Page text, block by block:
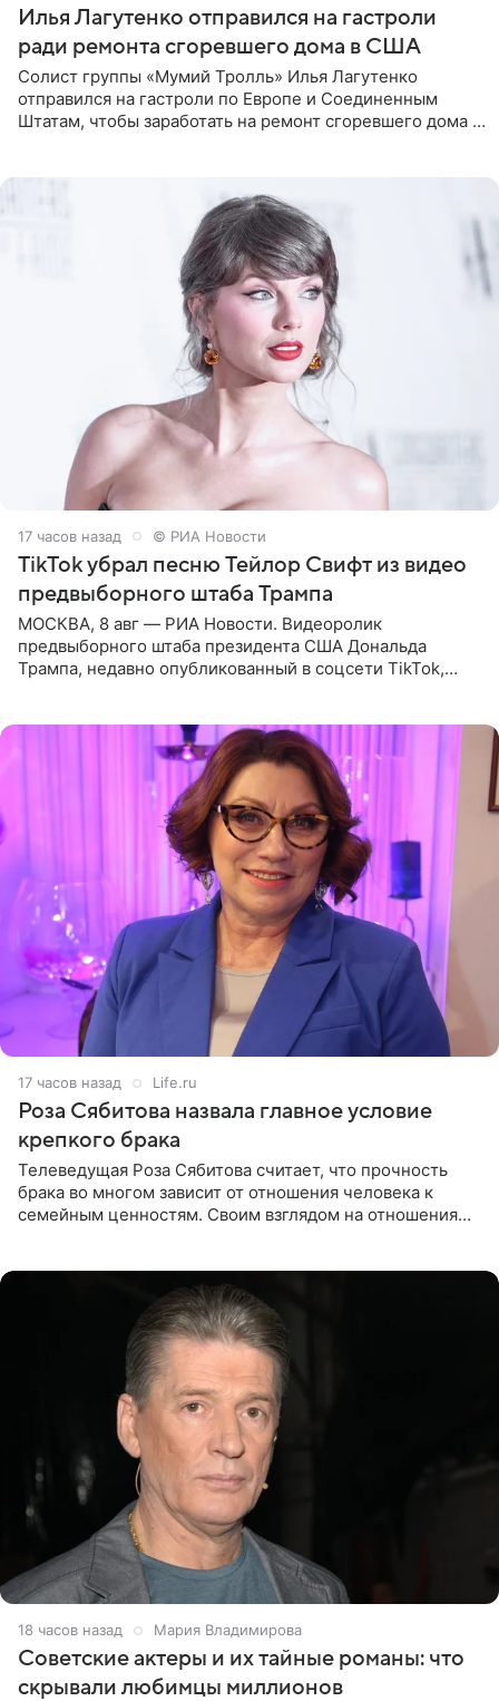
Илья Лагутенко отправился на гастроли
ради ремонта сгоревшего дома в США
Солист группы «Мумий Тролль» Илья Лагутенко
отправился на гастроли по Европе и Соединенным
Штатам, чтобы заработать на ремонт сгоревшего дома в
17 часов назад © РИА Новости
TikTok убрал песню Тейлор Свифт из видео
предвыборного штаба Трампа
МОСКВА, 8 авг — РИА Новости. Видеоролик
предвыборного штаба президента США Дональда
Трампа, недавно опубликованный в соцсети TikTok,
17 часов назад Life.ru
Роза Сябитова назвала главное условие
крепкого брака
Телеведущая Роза Сябитова считает, что прочность
брака во многом зависит от отношения человека к
семейным ценностям. Своим взглядом на отношения
18 часов назад Мария Владимирова
Советские актеры и их тайные романы: что
скрывали любимцы миллионов